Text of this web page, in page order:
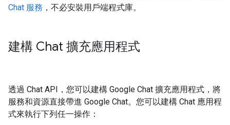
Chat 服務 ，不必安裝用戶端程式庫。
建構 Chat 擴充應用程式
透過 Chat API，您可以建構 Google Chat 擴充應用程式，將
服務和資源直接帶進 Google Chat。您可以建構 Chat 應用程
式來執行下列任一操作：